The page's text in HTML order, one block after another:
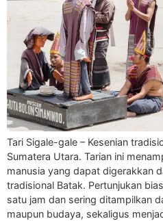
Tari Sigale-gale – Kesenian
Sumatera Utara. Tarian ini
manusia yang dapat digerakkan
tradisional Batak. Pertunjukan
satu jam dan sering ditampilkan
maupun budaya, sekaligus